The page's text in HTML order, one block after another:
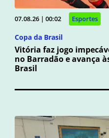
07.08.26 | 00:02 Esportes
Copa da Brasil
Vitória faz jogo
no Barradão e avança
Brasil